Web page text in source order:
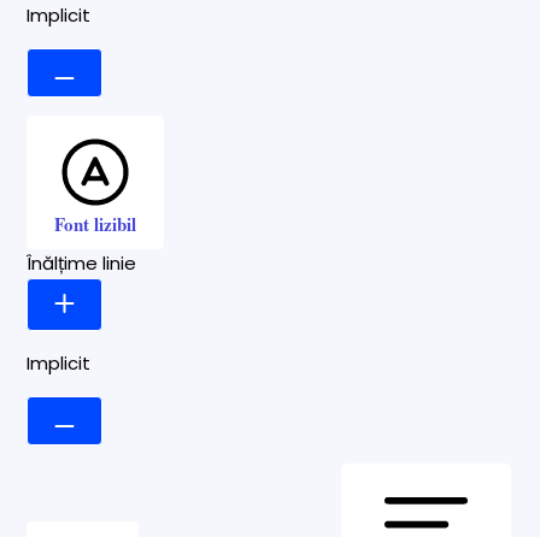
Implicit
Font lizibil
Înălțime linie
Implicit